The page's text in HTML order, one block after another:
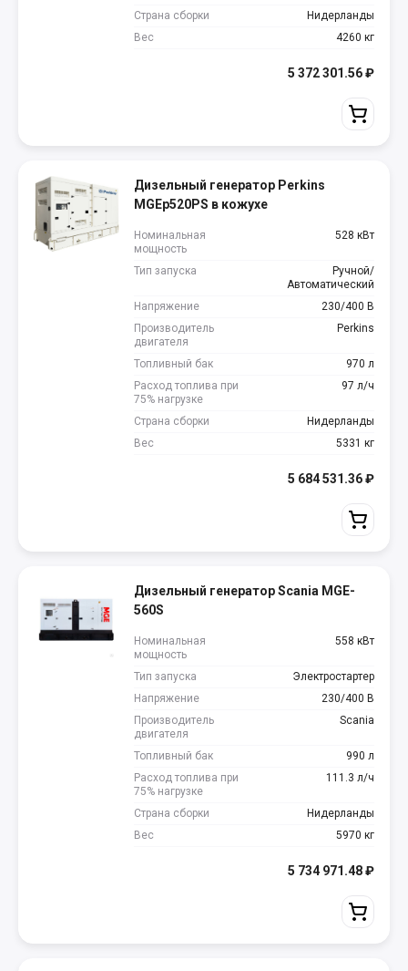
Страна сборки
Нидерланды
Вес
4260 кг
5 372 301.56₽
Дизельный генератор Perkins
MGEp520PS в кожухе
Номинальная
мощность
528 кВт
Тип запуска
Ручной/
Автоматический
Напряжение
230/400 В
Производитель
двигателя
Perkins
Топливный бак
970 л
Расход топлива при
75% нагрузке
97 л/ч
Страна сборки
Нидерланды
Вес
5331 кг
5 684 531.36₽
Дизельный генератор Scania MGE-
560S
Номинальная
мощность
558 кВт
Тип запуска
Электростартер
Напряжение
230/400 В
Производитель
двигателя
Scania
Топливный бак
990 л
Расход топлива при
75% нагрузке
111.3 л/ч
Страна сборки
Нидерланды
Вес
5970 кг
5 734 971.48₽